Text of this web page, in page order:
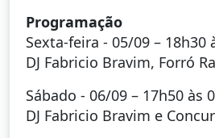
Programação
Sexta-feira - 05/09 – 18h30
DJ Fabricio Bravim, Forró
Sábado - 06/09 – 17h50 às
DJ Fabricio Bravim e